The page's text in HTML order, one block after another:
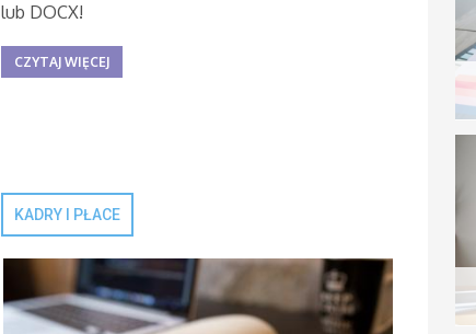
lub DOCX!
CZYTAJ WIĘCEJ
KADRY I PŁACE